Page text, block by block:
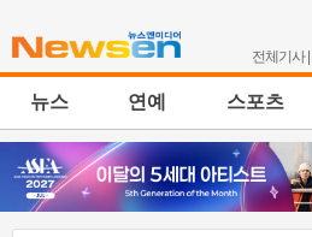
전체기사|
뉴스 연예 스포츠